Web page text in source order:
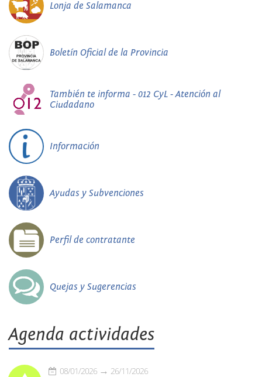
Lonja de Salamanca
Boletín Oficial de la Provincia
También te informa - 012 CyL - Atención al
Ciudadano
Información
Ayudas y Subvenciones
Perfil de contratante
Quejas y Sugerencias
Agenda actividades
08/01/2026 26/11/2026